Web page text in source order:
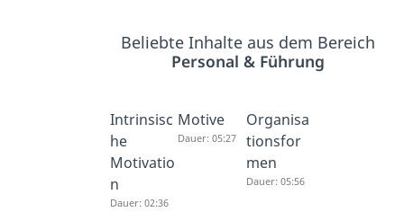
Beliebte Inhalte aus dem Bereich
Personal & Führung
Intrinsisc
he
Motivatio
n
Dauer: 02:36
Motive
Dauer: 05:27
Organisa
tionsfor
men
Dauer: 05:56